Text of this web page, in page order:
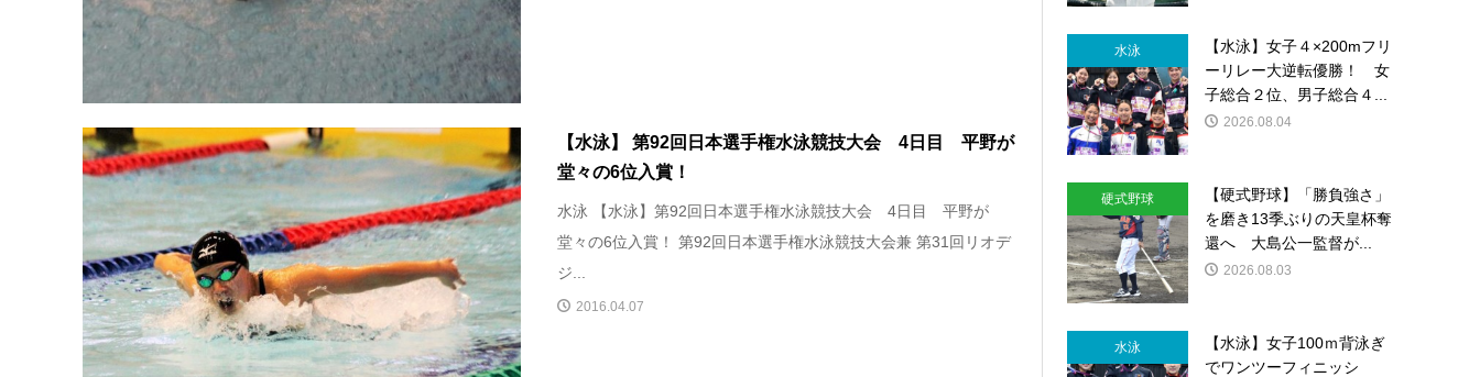
【水泳】 第92回日本選手権水泳競技大会 4日目 平野が
堂々の6位入賞！
水泳 【水泳】第92回日本選手権水泳競技大会 4日目 平野が
堂々の6位入賞！ 第92回日本選手権水泳競技大会兼 第31回リオデ
ジ...
2016.04.07
水泳
【水泳】女子４×200mフリ
ーリレー大逆転優勝！ 女
子総合２位、男子総合４...
2026.08.04
硬式野球
【硬式野球】「勝負強さ」
を磨き13季ぶりの天皇杯奪
還へ 大島公一監督が...
2026.08.03
水泳
【水泳】女子100ｍ背泳ぎ
でワンツーフィニッシ